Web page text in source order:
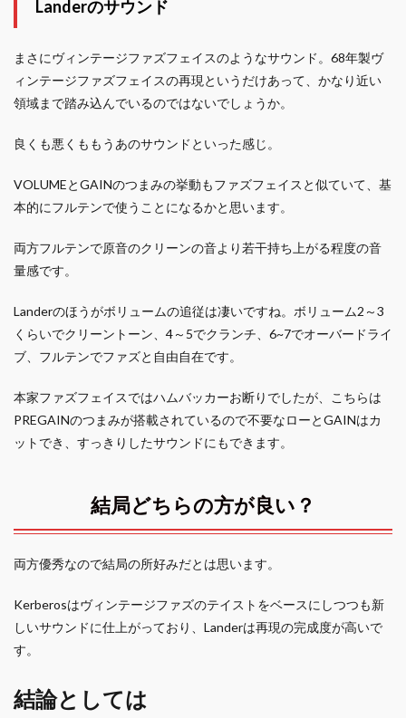
Landerのサウンド
まさにヴィンテージファズフェイスのようなサウンド。68年製ヴ
ィンテージファズフェイスの再現というだけあって、かなり近い
領域まで踏み込んでいるのではないでしょうか。
良くも悪くももうあのサウンドといった感じ。
VOLUMEとGAINのつまみの挙動もファズフェイスと似ていて、基
本的にフルテンで使うことになるかと思います。
両方フルテンで原音のクリーンの音より若干持ち上がる程度の音
量感です。
Landerのほうがボリュームの追従は凄いですね。ボリューム2～3
くらいでクリーントーン、4～5でクランチ、6~7でオーバードライ
ブ、フルテンでファズと自由自在です。
本家ファズフェイスではハムバッカーお断りでしたが、こちらは
PREGAINのつまみが搭載されているので不要なローとGAINはカ
ットでき、すっきりしたサウンドにもできます。
結局どちらの方が良い？
両方優秀なので結局の所好みだとは思います。
Kerberosはヴィンテージファズのテイストをベースにしつつも新
しいサウンドに仕上がっており、Landerは再現の完成度が高いで
す。
結論としては